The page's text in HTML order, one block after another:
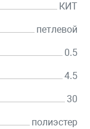
КИТ
петлевой
0.5
4.5
30
полиэстер